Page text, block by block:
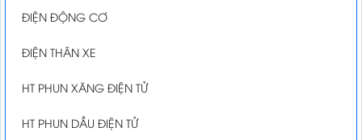
ĐIỆN ĐỘNG CƠ
ĐIỆN THÂN XE
HT PHUN XĂNG ĐIỆN TỬ
HT PHUN DẦU ĐIỆN TỬ